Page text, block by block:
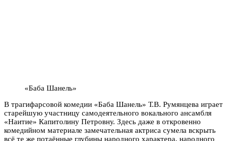
«Баба Шанель»
В трагифарсовой комедии «Баба Шанель» Т.В. Румянцева играет
старейшую участницу самодеятельного вокального ансамбля
«Наитие» Капитолину Петровну. Здесь даже в откровенно
комедийном материале замечательная актриса сумела вскрыть
всё те же потаённые глубины народного характера, народного